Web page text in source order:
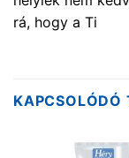
rá, hogy a Ti
KAPCSOLÓDÓ